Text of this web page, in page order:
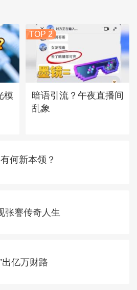
模
TOP 2
暗语引流？午夜直播间
乱象
何新本领？
张謇传奇人生
出亿万财路